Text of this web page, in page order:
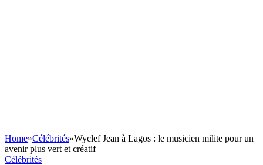
Home»Célébrités»Wyclef Jean à Lagos : le musicien milite pour un
avenir plus vert et créatif
Célébrités